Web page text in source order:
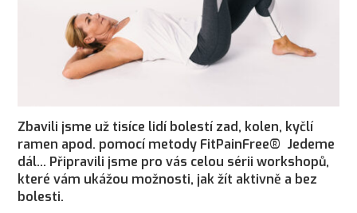
Zbavili jsme už tisíce lidí bolestí zad, kolen, kyčlí
ramen apod. pomocí metody FitPainFree® Jedeme
dál… Připravili jsme pro vás celou sérii workshopů,
které vám ukážou možnosti, jak žít aktivně a bez
bolesti.